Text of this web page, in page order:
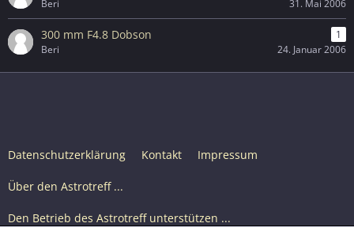
Beri
31. Mai 2006
300 mm F4.8 Dobson
1
Beri
24. Januar 2006
Datenschutzerklärung Kontakt Impressum
Über den Astrotreff ...
Den Betrieb des Astrotreff unterstützen ...